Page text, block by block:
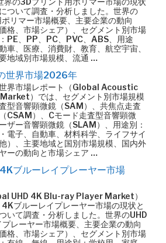
ついて調査・分析しました。世界の
リマー市場概要、主要企業の動向
格、市場シェア）、セグメント別市場
PE、PP、PC、PVC、ABS、用途
車、医療、消費財、教育、航空宇宙、
地域別市場規模、流通 …
世界市場2026年
界市場レポート（Global Acoustic
）では、セグメント別市場規模
査型音響顕微鏡（SAM）、共焦点走査
CSAM）、Cモード走査型音響顕微
ザー音響顕微鏡（SLAM）、用途別：
電子、自動車、材料科学、ライフサイ
）、主要地域と国別市場規模、国内外
ーの動向と市場シェア …
ブルーレイプレーヤー市場
UHD 4K Blu-ray Player Market）
ブルーレイプレーヤー市場の現状と
いて調査・分析しました。世界のUHD
レーヤー市場概要、主要企業の動向
格、市場シェア）、セグメント別市場